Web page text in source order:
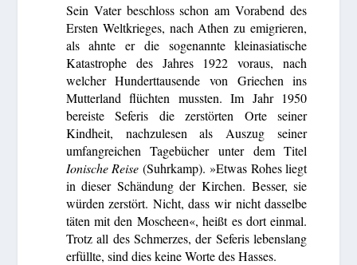
Sein Vater beschloss schon am Vorabend des
Ersten Weltkrieges, nach Athen zu emigrieren,
als ahnte er die sogenannte kleinasiatische
Katastrophe des Jahres 1922 voraus, nach
welcher Hunderttausende von Griechen ins
Mutterland flüchten mussten. Im Jahr 1950
bereiste Seferis die zerstörten Orte seiner
Kindheit, nachzulesen als Auszug seiner
umfangreichen Tagebücher unter dem Titel
Ionische Reise (Suhrkamp). »Etwas Rohes liegt
in dieser Schändung der Kirchen. Besser, sie
würden zerstört. Nicht, dass wir nicht dasselbe
täten mit den Moscheen«, heißt es dort einmal.
Trotz all des Schmerzes, der Seferis lebenslang
erfüllte, sind dies keine Worte des Hasses.